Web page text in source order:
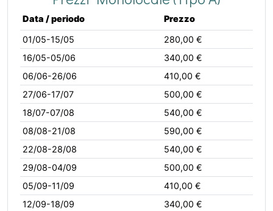
Data / periodo
Prezzo
01/05-15/05
280,00 €
16/05-05/06
340,00 €
06/06-26/06
410,00 €
27/06-17/07
500,00 €
18/07-07/08
540,00 €
08/08-21/08
590,00 €
22/08-28/08
540,00 €
29/08-04/09
500,00 €
05/09-11/09
410,00 €
12/09-18/09
340,00 €